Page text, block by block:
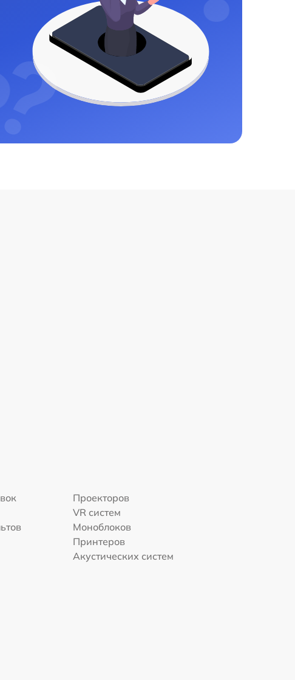
Проекторов
VR систем
Моноблоков
Принтеров
Акустических систем